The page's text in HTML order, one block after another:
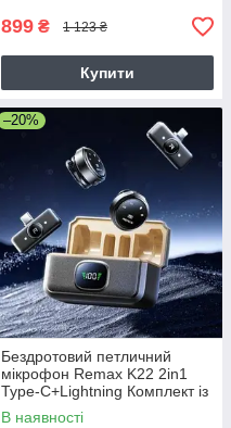
899 ₴ 1 123 ₴
Купити
–20%
Бездротовий петличний
мікрофон Remax K22 2in1
Type-C+Lightning Комплект із
зарядним кейсом
В наявності